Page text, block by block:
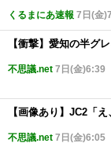
くるまにあ速報 7日(金
【衝撃】愛知の半グ
不思議.net 7日(金)6:39
【画像あり】JC2「
不思議.net 7日(金)6:05